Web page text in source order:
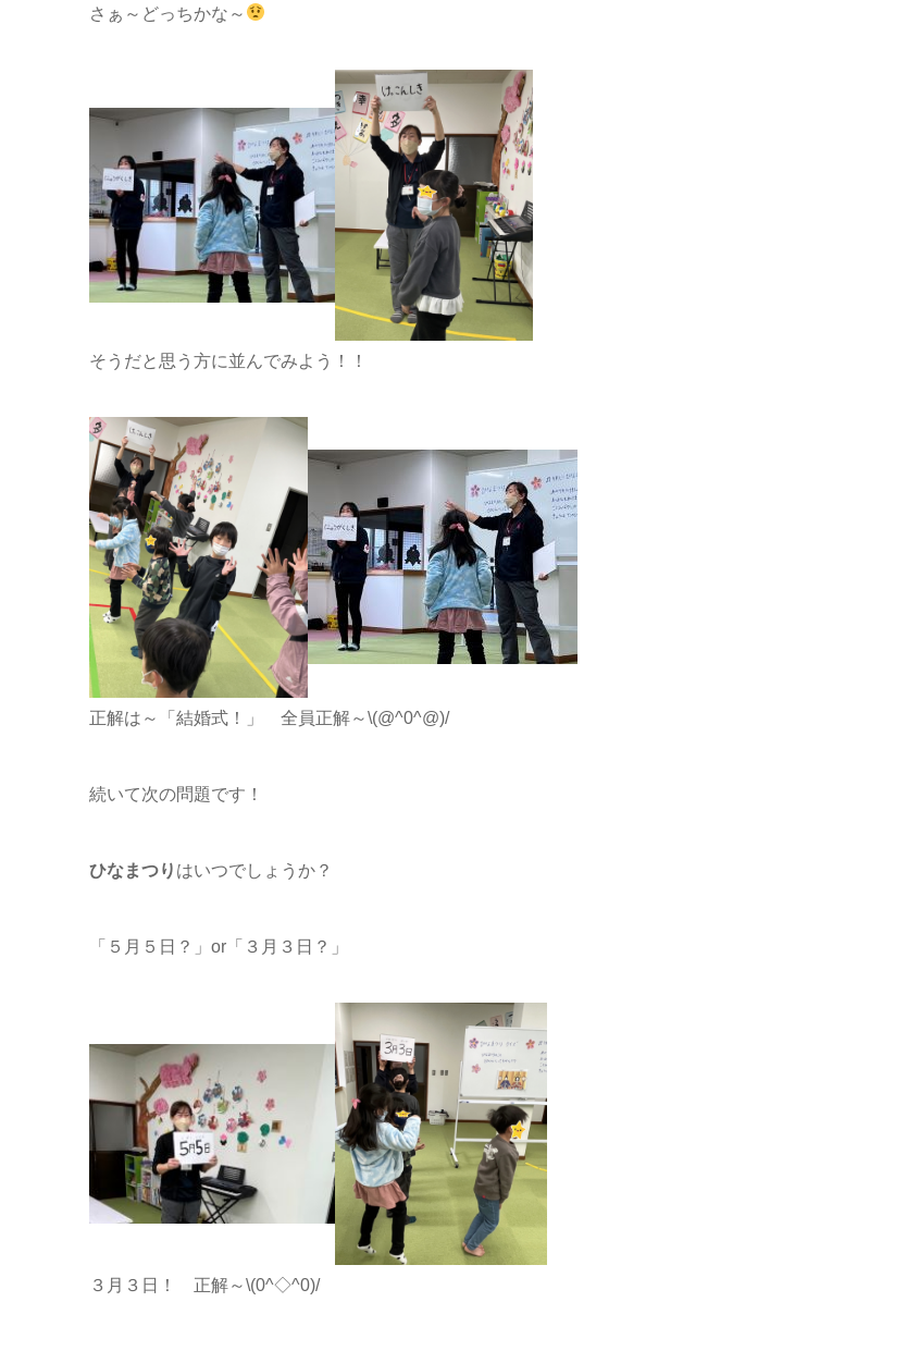
さぁ～どっちかな～
そうだと思う方に並んでみよう！！
正解は～「結婚式！」 全員正解～\(@^0^@)/
続いて次の問題です！
ひなまつり はいつでしょうか？
「５月５日？」or「３月３日？」
３月３日！ 正解～\(0^◇^0)/